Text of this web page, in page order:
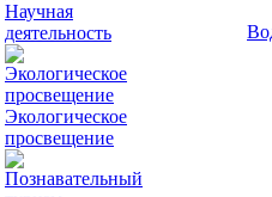
Научная
деятельность
Экологическое
просвещение